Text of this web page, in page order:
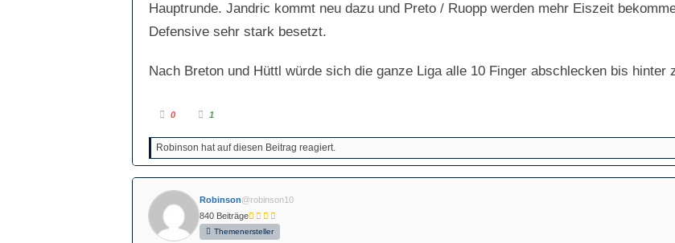
Hauptrunde. Jandric kommt neu dazu und Preto / Ruopp werden mehr Eiszeit
Defensive sehr stark besetzt.
Nach Breton und Hüttl würde sich die ganze Liga alle 10 Finger abschlecken bis hinter
A
l
i
c
k
f
r
D
a
0
A
l
i
c
k
ü
D
a
u
1
Robinson hat auf diesen Beitrag reagiert.
Robinson@robinson10
840 Beiträge
Themenersteller